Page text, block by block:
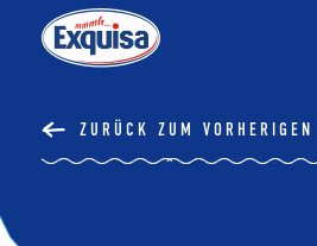
ZURÜCK ZUM VORHERIGEN